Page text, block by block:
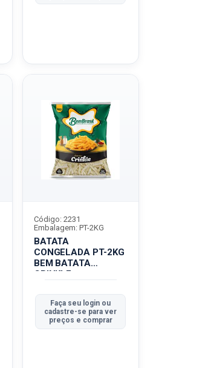
BATATA
CONGELADA PT-2KG
BEM BATATA
CRINKLE
Código: 2231
Embalagem: PT-2KG
Faça seu login ou
cadastre-se para ver
preços e comprar